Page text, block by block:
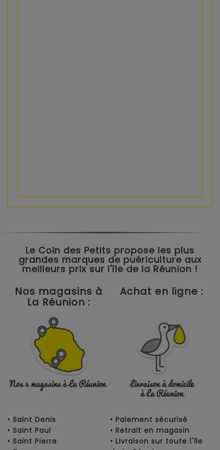
Le Coin des Petits propose les plus
grandes marques de puériculture aux
meilleurs prix sur l'île de la Réunion !
Nos magasins à
La Réunion :
Achat en ligne :
• Saint Denis
• Saint Paul
• Saint Pierre
• Paiement sécurisé
• Retrait en magasin
• Livraison sur toute l'île